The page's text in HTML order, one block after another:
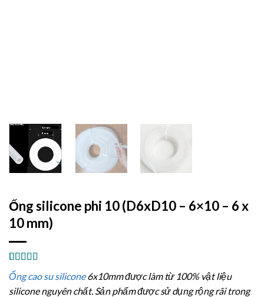
Ống silicone phi 10 (D6xD10 – 6×10 – 6 x
10 mm)
5.00
dựa trên
2
đánh giá
Ống cao su silicone6x10mm được làm từ 100% vật liệu
silicone nguyên chất. Sản phẩm được sử dụng rộng rãi trong